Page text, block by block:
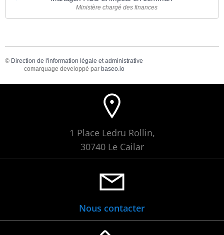
Ministère chargé des finances
© Direction de l'information légale et administrative
comarquage developpé par baseo.io
1 Place Ledru Rollin,
30740 Le Cailar
Nous contacter